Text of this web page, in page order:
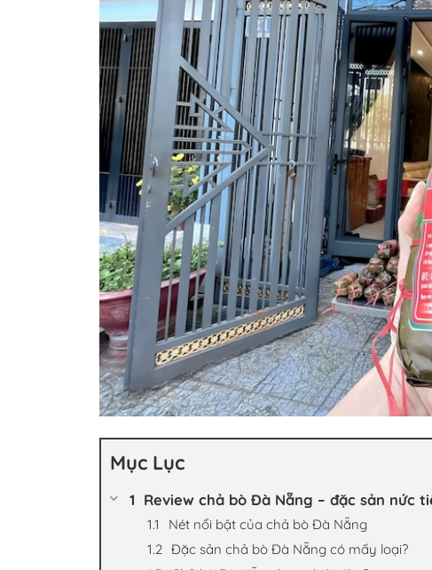
Mục Lục
Review chả bò Đà Nẵng – đặc sản nức
Nét nổi bật của chả bò Đà Nẵng
Đặc sản chả bò Đà Nẵng có mấy loại?